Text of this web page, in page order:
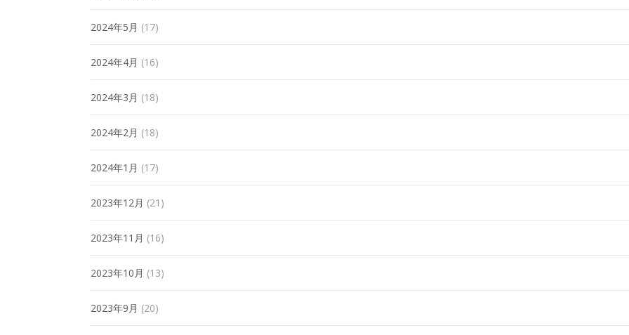
2024年5月 (17)
2024年4月 (16)
2024年3月 (18)
2024年2月 (18)
2024年1月 (17)
2023年12月 (21)
2023年11月 (16)
2023年10月 (13)
2023年9月 (20)